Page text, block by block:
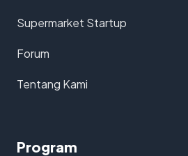
Supermarket Startup
Forum
Tentang Kami
Program